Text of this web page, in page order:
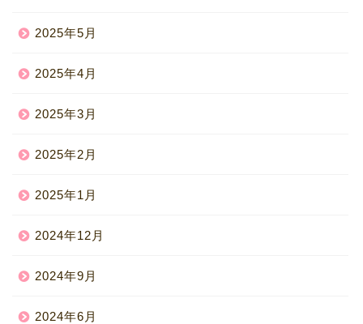
2025年5月
2025年4月
2025年3月
2025年2月
2025年1月
2024年12月
2024年9月
2024年6月